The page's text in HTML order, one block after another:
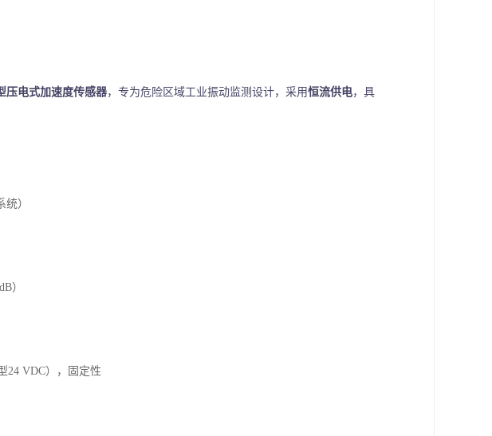
压电式加速度传感器，专为危险区域工业振动监测设计，采用恒流供电，具
）
）
24 VDC），固定性